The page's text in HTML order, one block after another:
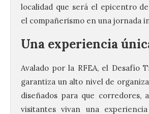
localidad que será el epicentro
el compañerismo en una jornada
Una experiencia
Avalado por la RFEA, el Desafío
garantiza un alto nivel de
diseñados para que corredores,
visitantes vivan una